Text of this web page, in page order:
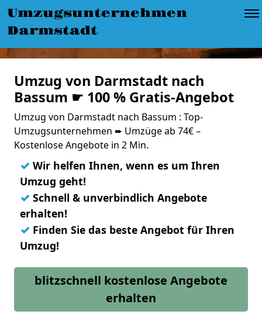
Umzugsunternehmen
Darmstadt
Umzug von Darmstadt nach
Bassum ☛ 100 % Gratis-Angebot
Umzug von Darmstadt nach Bassum : Top-
Umzugsunternehmen ➨ Umzüge ab 74€ –
Kostenlose Angebote in 2 Min.
✓ Wir helfen Ihnen, wenn es um Ihren
Umzug geht!
✓ Schnell & unverbindlich Angebote
erhalten!
✓ Finden Sie das beste Angebot für Ihren
Umzug!
blitzschnell kostenlose Angebote
erhalten